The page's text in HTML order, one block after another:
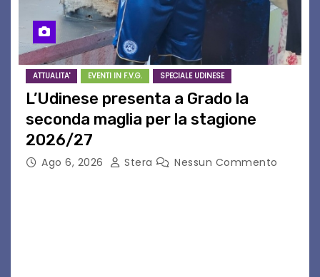
ATTUALITA' EVENTI IN F.V.G. SPECIALE UDINESE
L’Udinese presenta a Grado la
seconda maglia per la stagione
2026/27
Ago 6, 2026 Stera Nessun Commento